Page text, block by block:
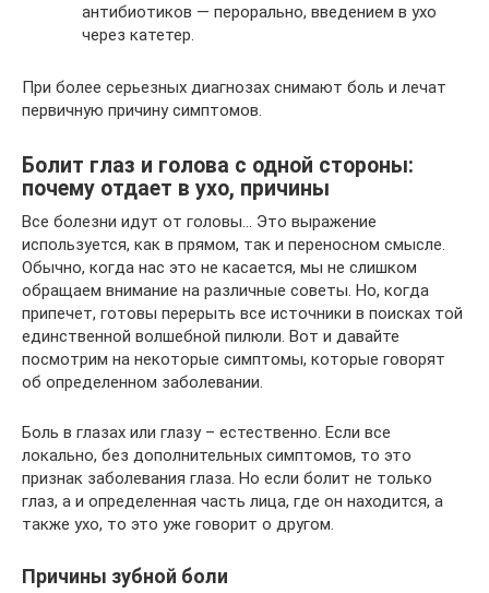
антибиотиков — перорально, введением в ухо
через катетер.
При более серьезных диагнозах снимают боль и лечат
первичную причину симптомов.
Болит глаз и голова с одной стороны:
почему отдает в ухо, причины
Все болезни идут от головы… Это выражение
используется, как в прямом, так и переносном смысле.
Обычно, когда нас это не касается, мы не слишком
обращаем внимание на различные советы. Но, когда
припечет, готовы перерыть все источники в поисках той
единственной волшебной пилюли. Вот и давайте
посмотрим на некоторые симптомы, которые говорят
об определенном заболевании.
Боль в глазах или глазу – естественно. Если все
локально, без дополнительных симптомов, то это
признак заболевания глаза. Но если болит не только
глаз, а и определенная часть лица, где он находится, а
также ухо, то это уже говорит о другом.
Причины зубной боли